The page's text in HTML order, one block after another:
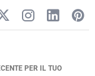
PER IL TUO